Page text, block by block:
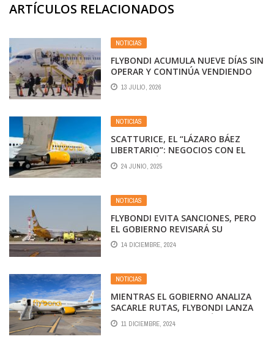
ARTÍCULOS RELACIONADOS
NOTICIAS
FLYBONDI ACUMULA NUEVE DÍAS SIN
OPERAR Y CONTINÚA VENDIENDO
PASAJES
13 JULIO, 2026
NOTICIAS
SCATTURICE, EL “LÁZARO BÁEZ
LIBERTARIO”: NEGOCIOS CON EL
ESTADO, VÍNCULOS CON TRUMP Y
LA COMPRA DE FLYBONDI
24 JUNIO, 2025
NOTICIAS
FLYBONDI EVITA SANCIONES, PERO
EL GOBIERNO REVISARÁ SU
FUNCIONAMIENTO «DIARIAMENTE»
14 DICIEMBRE, 2024
NOTICIAS
MIENTRAS EL GOBIERNO ANALIZA
SACARLE RUTAS, FLYBONDI LANZA
UN NUEVO VUELO DOMÉSTICO
11 DICIEMBRE, 2024